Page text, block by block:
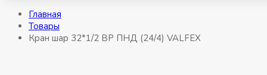
Главная
Товары
Кран шар 32*1/2 ВР ПНД (24/4) VALFEX